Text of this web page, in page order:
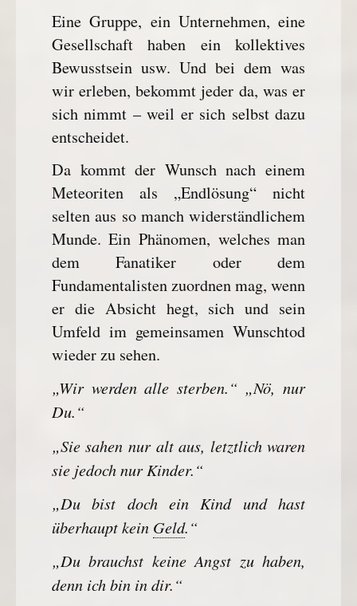
Eine Gruppe, ein Unternehmen, eine
Gesellschaft haben ein kollektives
Bewusstsein usw. Und bei dem was
wir erleben, bekommt jeder da, was er
sich nimmt – weil er sich selbst dazu
entscheidet.
Da kommt der Wunsch nach einem
Meteoriten als „Endlösung“ nicht
selten aus so manch widerständlichem
Munde. Ein Phänomen, welches man
dem Fanatiker oder dem
Fundamentalisten zuordnen mag, wenn
er die Absicht hegt, sich und sein
Umfeld im gemeinsamen Wunschtod
wieder zu sehen.
„Wir werden alle sterben.“ „Nö, nur
Du.“
„Sie sahen nur alt aus, letztlich waren
sie jedoch nur Kinder.“
„Du bist doch ein Kind und hast
überhaupt kein Geld.“
„Du brauchst keine Angst zu haben,
denn ich bin in dir.“